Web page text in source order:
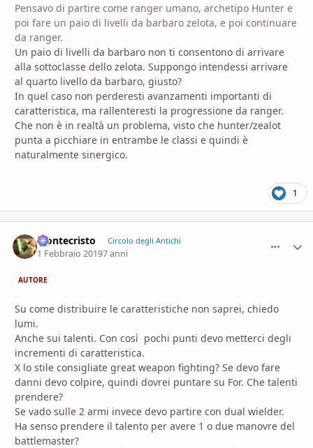
Pensavo di partire come ranger umano, archetipo Hunter e
poi fare un paio di livelli da barbaro zelota, e poi continuare
da ranger.
Un paio di livelli da barbaro non ti consentono di arrivare
alla sottoclasse dello zelota. Suppongo intendessi arrivare
al quarto livello da barbaro, giusto?
In quel caso non perderesti avanzamenti importanti di
caratteristica, ma rallenteresti la progressione da ranger.
Che non è in realtà un problema, visto che hunter/zealot
punta a picchiare in entrambe le classi e quindi è
naturalmente sinergico.
1
Montecristo Circolo degli Antichi
1 Febbraio 20197 anni
AUTORE
Su come distribuire le caratteristiche non saprei, chiedo
lumi.
Anche sui talenti. Con così pochi punti devo metterci degli
incrementi di caratteristica.
X lo stile consigliate great weapon fighting? Se devo fare
danni devo colpire, quindi dovrei puntare su For. Che talenti
prendere?
Se vado sulle 2 armi invece devo partire con dual wielder.
Ha senso prendere il talento per avere 1 o due manovre del
battlemaster?